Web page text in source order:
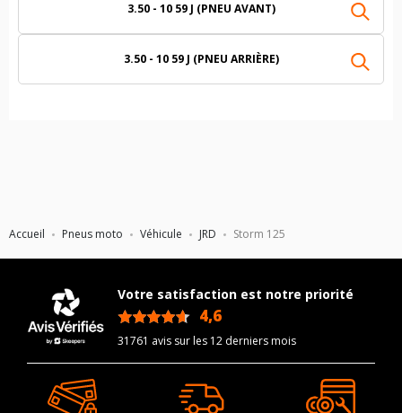
Accueil Pneus moto Véhicule JRD Storm 125
3.50 - 10 59 J (PNEU AVANT)
3.50 - 10 59 J (PNEU ARRIÈRE)
Votre satisfaction est notre priorité
4,6
31761 avis sur les 12 derniers mois